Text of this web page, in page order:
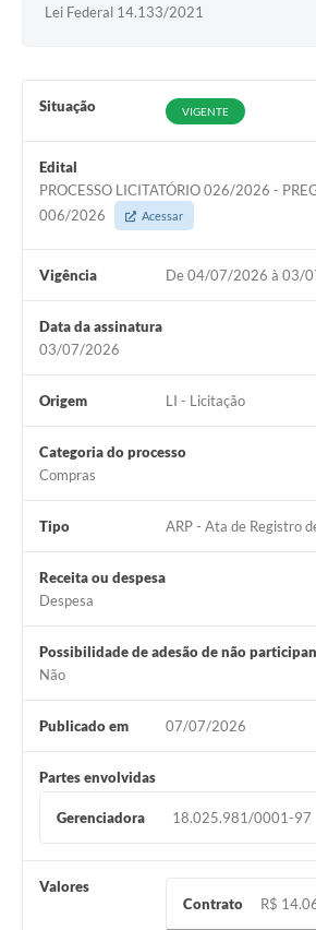
Lei Federal 14.133/2021
Situação VIGENTE
Edital
PROCESSO LICITATÓRIO 026/2026 -
006/2026
Acessar
Vigência De 04/07/2026 à 03/
Data da assinatura
03/07/2026
Origem LI - Licitação
Categoria do processo
Compras
Tipo ARP - Ata de Registro
Receita ou despesa
Despesa
Possibilidade de adesão de não
Não
Publicado em 07/07/2026
Partes envolvidas
Gerenciadora 18.025.981/0001-97
Valores
Contrato
R$